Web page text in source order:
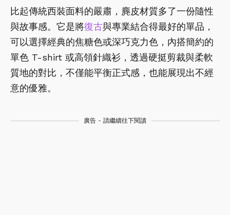
比起傳統西裝面料的嚴肅，麂皮材質多了一份隨性
與故事感。它是將復古與專業結合得最好的單品，
可以選擇經典的焦糖色或深巧克力色，內搭簡約的
單色 T-shirt 或高領針織衫，透過硬挺剪裁與柔軟
質地的對比，不僅能平衡正式感，也能展現出不經
意的優雅。
廣告 - 請繼續往下閱讀